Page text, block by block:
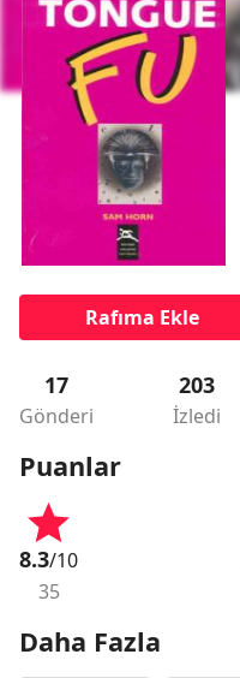
Rafıma Ekle
17
Gönderi
203
İzledi
Puanlar
8.3/10
35
Daha Fazla